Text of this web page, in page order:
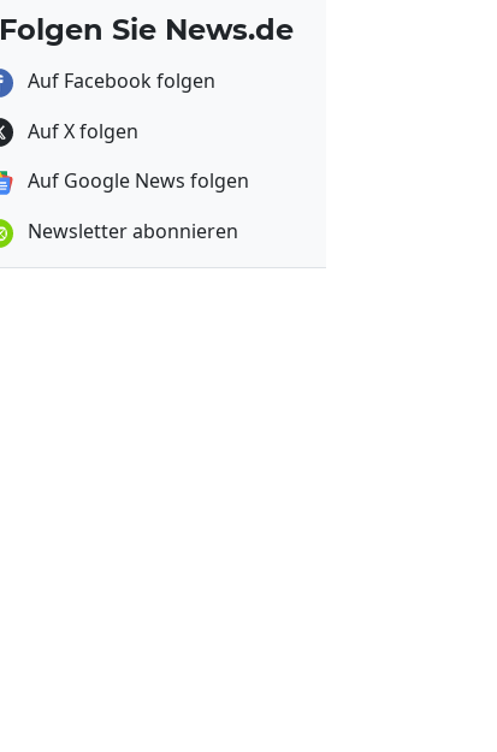
Folgen Sie News.de
Auf Facebook folgen
Auf X folgen
Auf Google News folgen
Newsletter abonnieren